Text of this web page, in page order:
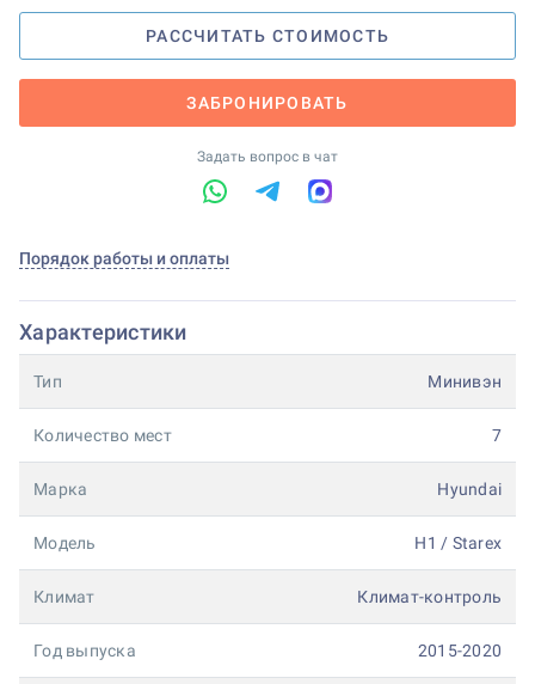
РАССЧИТАТЬ СТОИМОСТЬ
ЗАБРОНИРОВАТЬ
Задать вопрос в чат
Порядок работы и оплаты
Характеристики
Тип Минивэн
Количество мест 7
Марка Hyundai
Модель H1 / Starex
Климат Климат-контроль
Год выпуска 2015-2020